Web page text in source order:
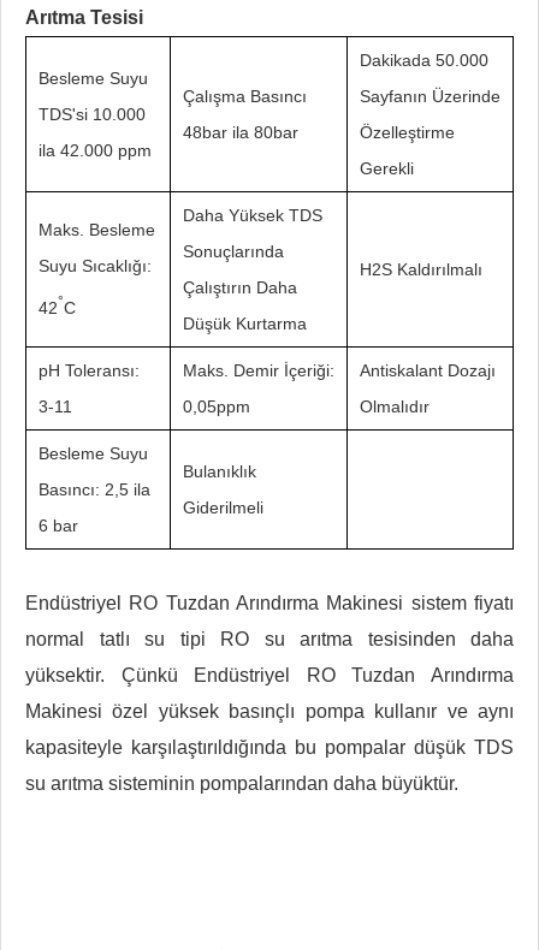
Arıtma Tesisi
Besleme Suyu
TDS'si 10.000
ila 42.000 ppm
Çalışma Basıncı
48bar ila 80bar
Dakikada 50.000
Sayfanın Üzerinde
Özelleştirme
Gerekli
Maks. Besleme
Suyu Sıcaklığı:
42°C
Daha Yüksek TDS
Sonuçlarında
Çalıştırın Daha
Düşük Kurtarma
H2S Kaldırılmalı
pH Toleransı:
3-11
Maks. Demir İçeriği:
0,05ppm
Antiskalant Dozajı
Olmalıdır
Besleme Suyu
Basıncı: 2,5 ila
6 bar
Bulanıklık
Giderilmeli
Endüstriyel RO Tuzdan Arındırma Makinesi sistem fiyatı
normal tatlı su tipi RO su arıtma tesisinden daha
yüksektir. Çünkü Endüstriyel RO Tuzdan Arındırma
Makinesi özel yüksek basınçlı pompa kullanır ve aynı
kapasiteyle karşılaştırıldığında bu pompalar düşük TDS
su arıtma sisteminin pompalarından daha büyüktür.